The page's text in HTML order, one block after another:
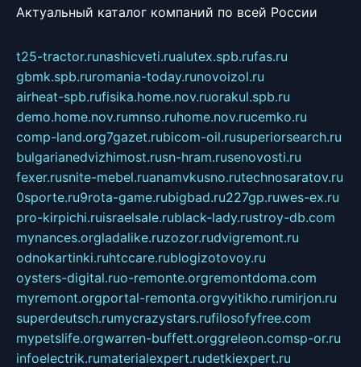
Актуальный каталог компаний по всей России
t25-tractor.runashicveti.rualutex.spb.rufas.ru
gbmk.spb.ruromania-today.runovoizol.ru
airheat-spb.rufisika.home.nov.ruorakul.spb.ru
demo.home.nov.rumnso.ruhome.nov.rucemko.ru
comp-land.org7gazet.rubicom-oil.rusuperiorsearch.ru
bulgarianedvizhimost.rusn-hram.rusenovosti.ru
fexer.rusnite-mebel.ruanamvkusno.rutechnosaratov.ru
0sporte.ru9rota-game.rubigbad.ru227gp.ruwes-ex.ru
pro-kirpichi.ruisraelsale.rublack-lady.rustroy-db.com
mynances.orgladalike.ruzozor.rudvigremont.ru
odnokartinki.ruhtccare.rublogizotovoy.ru
oysters-digital.ruo-remonte.orgremontdoma.com
myremont.orgportal-remonta.orgvyitikho.rumirjon.ru
superdeutsch.rumycrazystars.rufilosofyfree.com
mypetslife.orgwarren-buffett.orggreleon.comsp-or.ru
infoelectrik.rumaterialexpert.rudetkiexpert.ru